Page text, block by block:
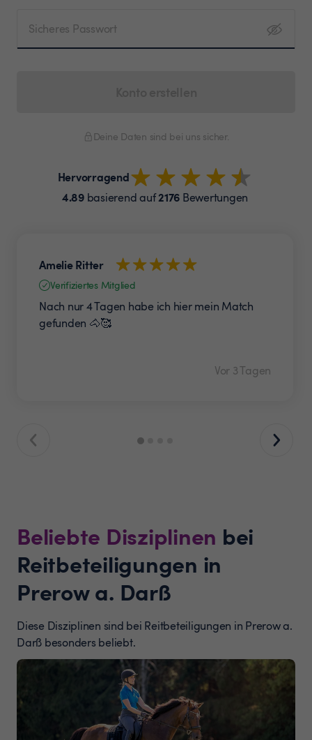
Sicheres Passwort
Deine Daten sind bei uns sicher.
Hervorragend
4.89basierend auf2176 Bewertungen
Amelie Ritter
Verifiziertes Mitglied
Nach nur 4 Tagen habe ich hier mein Match
gefunden 🐴🥰
Vor 3 Tagen
Beliebte Disziplinen bei
Reitbeteiligungen in
Prerow a. Darß
Diese Disziplinen sind bei Reitbeteiligungen in Prerow a.
Darß besonders beliebt.